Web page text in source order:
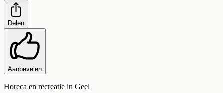
Delen
Aanbevelen
Horeca en recreatie in Geel